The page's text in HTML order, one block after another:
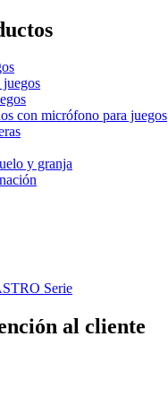
juegos
con micrófono para juegos
y granja
Serie
al cliente